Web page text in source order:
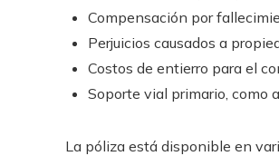
Compensación por
Perjuicios causados a
Costos de entierro para el
Soporte vial primario, como
La póliza está disponible en